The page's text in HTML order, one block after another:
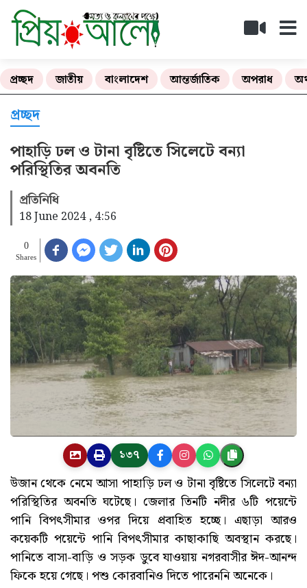
প্রচ্ছদ জাতীয় বাংলাদেশ আন্তর্জাতিক অপরাধ
প্রচ্ছদ
পাহাড়ি ঢল ও টানা বৃষ্টিতে সিলেটে বন্যা
পরিস্থিতির অবনতি
প্রতিনিধি
18 June 2024 , 4:56
0
Shares
১৩৭
উজান থেকে নেমে আসা পাহাড়ি ঢল ও টানা বৃষ্টিতে সিলেটে বন্যা
পরিস্থিতির অবনতি ঘটেছে। জেলার তিনটি নদীর ৬টি পয়েন্টে
পানি বিপৎসীমার ওপর দিয়ে প্রবাহিত হচ্ছে। এছাড়া আরও
কয়েকটি পয়েন্টে পানি বিপৎসীমার কাছাকাছি অবস্থান করছে।
পানিতে বাসা-বাড়ি ও সড়ক ডুবে যাওয়ায় নগরবাসীর ঈদ-আনন্দ
ফিকে হয়ে গেছে। পশু কোরবানিও দিতে পারেননি অনেকে।